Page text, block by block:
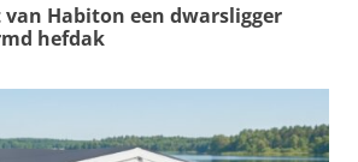
Habiton een dwarsligger
hefdak